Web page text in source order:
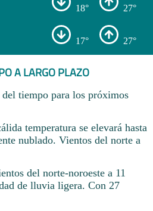
18° 27°
17° 27°
A LARGO PLAZO
tiempo para los próximos
temperatura se elevará hasta
nublado. Vientos del norte a
del norte-noroeste a 11
de lluvia ligera. Con 27